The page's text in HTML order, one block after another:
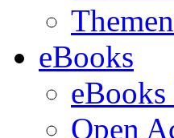
eBooks
Open